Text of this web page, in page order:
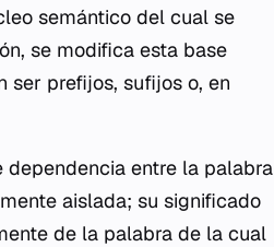
semántico del cual se
se modifica esta base
ser prefijos, sufijos o, en
dependencia entre la palabra
aislada; su significado
de la palabra de la cual